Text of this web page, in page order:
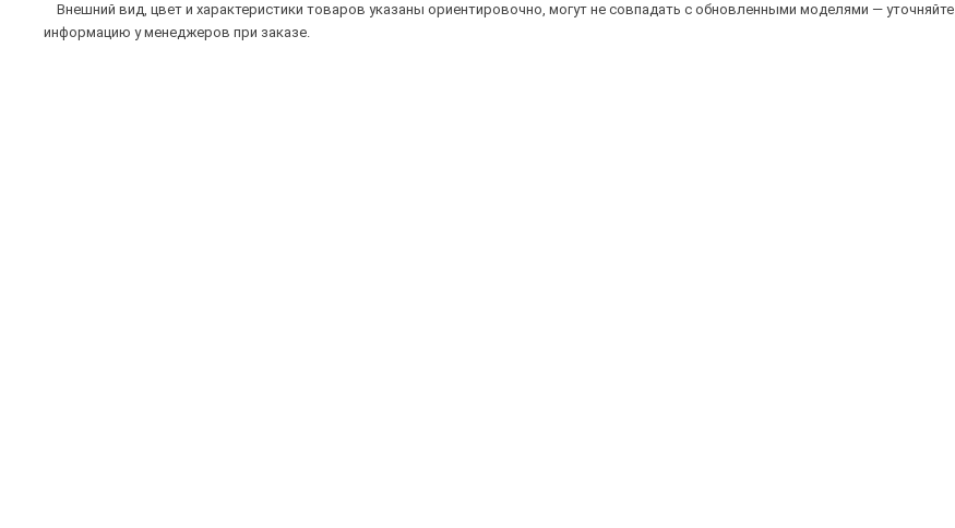
Внешний вид, цвет и характеристики товаров указаны ориентировочно, могут не совпадать с обновленными моделями — уточняйте
информацию у менеджеров при заказе.